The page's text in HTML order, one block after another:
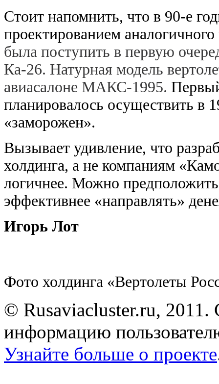
Стоит напомнить, что в 90-е
проектированием
была поступить в первую
Ка-26. Натурная модель
авиасалоне МАКС-1995.
планировалось осуществить в
«заморожен».
Вызывает удивление, что
холдинга, а не компаниям
логичнее. Можно
эффективнее «направлять»
Игорь Лот
Фото холдинга «Вертолеты
© Rusaviacluster.ru, 2011.
информацию
Узнайте больше о проекте